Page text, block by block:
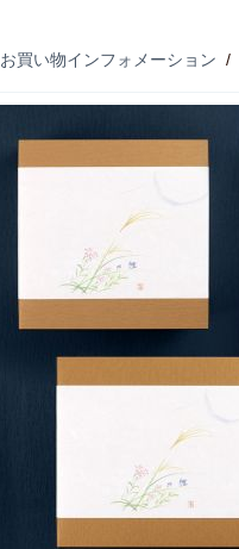
お買い物インフォメーション /